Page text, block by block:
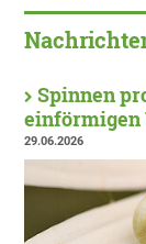
Spinnen
einförmigen
29.06.2026